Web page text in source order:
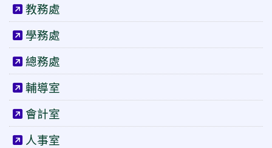
教務處
學務處
總務處
輔導室
會計室
人事室